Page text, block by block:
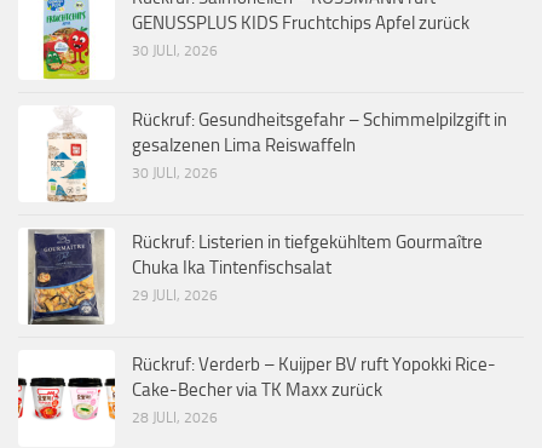
GENUSSPLUS KIDS Fruchtchips Apfel zurück
30 JULI, 2026
Rückruf: Gesundheitsgefahr – Schimmelpilzgift in
gesalzenen Lima Reiswaffeln
30 JULI, 2026
Rückruf: Listerien in tiefgekühltem Gourmaître
Chuka Ika Tintenfischsalat
29 JULI, 2026
Rückruf: Verderb – Kuijper BV ruft Yopokki Rice-
Cake-Becher via TK Maxx zurück
28 JULI, 2026